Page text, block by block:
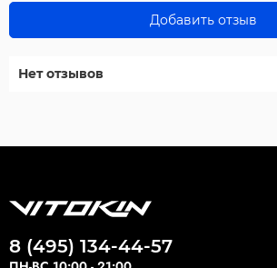
Добавить отзыв
Нет отзывов
8 (495) 134-44-57